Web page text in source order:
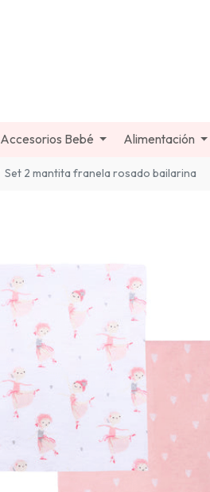
Accesorios Bebé Alimentación
Set 2 mantita franela rosado bailarina